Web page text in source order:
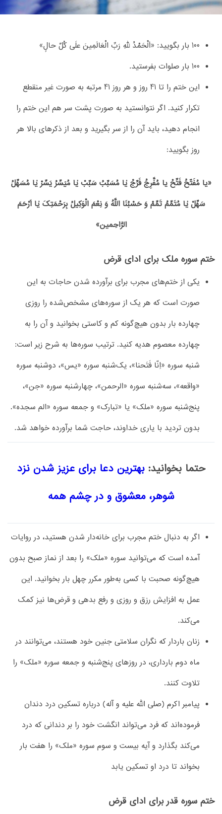
100 بار بگویید: «اَلْحَمْدُ للّهِ رَبِّ الْعَالَمِینَ علَی کُلِّ حالٍ»
100 بار صلوات بفرستید.
این ختم را تا 41 روز و هر روز 41 مرتبه به صورت غیر منقطع
تکرار کنید. اگر نتوانستید به صورت پشت سر هم این ختم را
انجام دهید، باید آن را از سر بگیرید و بعد از ذکر‌های بالا هر
روز بگویید:
«یا مُفَتّحُ فَتِّحْ یا مُفَّرِجُ فَرِّجْ یٰا مُسَبِّبُ سَبِّبْ یٰا مُیَسِّرُ یَسِّرْ یٰا مُسَهِّلُ
سَهِّلْ یٰا مُتَمِّمُ تَمِّمْ وَ حَسْبُنَا اللَّهُ‏ وَ نِعْمَ‏ الْوَکِیلُ‏ بِرَحْمَتِکَ یٰا اَرْحَمَ
الرّٰاحِمین»
ختم سوره ملک برای ادای قرض
یکی از ختم‌های مجرب برای برآورده شدن حاجات به این
صورت است که هر یک از سوره‌های مشخص‌شده را روزی
چهارده بار بدون هیچ‌گونه کم و کاستی بخوانید و آن را به
چهارده معصوم هدیه کنید. ترتیب سوره‌ها به شرح زیر است:
شنبه سوره «اِنّا فَتَحنا»، یک‌شنبه سوره «یس»، دوشنبه سوره
«واقعه»، سه‌شنبه سوره «الرحمن»، چهارشنبه سوره «جن»،
پنج‌شنبه سوره «ملک» یا «تبارک» و جمعه سوره «الم سجده».
بدون تردید با یاری خداوند، حاجت شما برآورده خواهد شد.
حتما بخوانید: بهترین دعا برای عزیز شدن نزد
شوهر، معشوق و در چشم همه
اگر به دنبال ختم مجرب برای خانه‌دار شدن هستید، در روایات
آمده است که می‌توانید سوره «ملک» را بعد از نماز صبح بدون
هیچ‌گونه صحبت با کسی به‌طور مکرر چهل بار بخوانید. این
عمل به افزایش رزق و روزی و رفع بدهی و قرض‌ها نیز کمک
می‌کند.
زنان باردار که نگران سلامتی جنین خود هستند، می‌توانند در
ماه دوم بارداری، در روزهای پنج‌شنبه و جمعه سوره «ملک» را
تلاوت کنند.
پیامبر اکرم (صلی الله علیه و آله) درباره تسکین درد دندان
فرموده‌اند که فرد می‌تواند انگشت خود را بر دندانی که درد
می‌کند بگذارد و آیه بیست و سوم سوره «ملک» را هفت بار
بخواند تا درد او تسکین یابد
ختم سوره قدر برای ادای قرض